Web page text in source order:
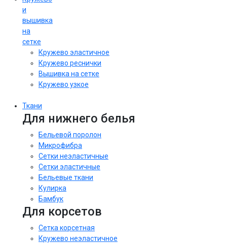
и
вышивка
на
сетке
Кружево эластичное
Кружево реснички
Вышивка на сетке
Кружево узкое
Ткани
Для нижнего белья
Бельевой поролон
Микрофибра
Сетки неэластичные
Сетки эластичные
Бельевые ткани
Кулирка
Бамбук
Для корсетов
Сетка корсетная
Кружево неэластичное